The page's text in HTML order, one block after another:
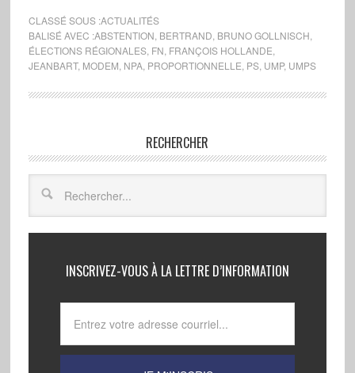
CLASSÉ SOUS :ACTUALITÉS
BALISÉ AVEC :ABSTENTION BERTRAND BRUNO GOLLNISCH
ÉLECTIONS RÉGIONALES, FN FRANÇOIS HOLLANDE
JEANBART, MODEM NPA, PROPORTIONNELLE PS, UMP, UMPS
RECHERCHER
INSCRIVEZ-VOUS À LA LETTRE D’INFORMATION